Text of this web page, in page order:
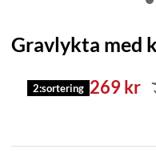
Gravlykta med
269kr
2:sortering